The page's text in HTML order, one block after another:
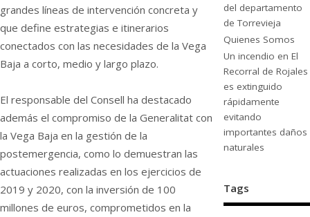
grandes líneas de intervención concreta y
que define estrategias e itinerarios
conectados con las necesidades de la Vega
Baja a corto, medio y largo plazo.
El responsable del Consell ha destacado
además el compromiso de la Generalitat con
la Vega Baja en la gestión de la
postemergencia, como lo demuestran las
actuaciones realizadas en los ejercicios de
2019 y 2020, con la inversión de 100
millones de euros, comprometidos en la
del departamento
de Torrevieja
Quienes Somos
Un incendio en El
Recorral de Rojales
es extinguido
rápidamente
evitando
importantes daños
naturales
Tags